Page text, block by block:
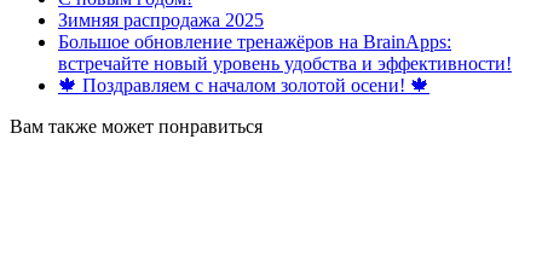
Зимняя распродажа 2025
Большое обновление тренажёров на BrainApps:
встречайте новый уровень удобства и эффективности!
🍁 Поздравляем с началом золотой осени! 🍁
Вам также может понравиться